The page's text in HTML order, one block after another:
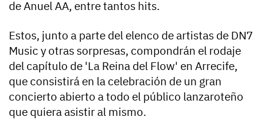
de Anuel AA, entre tantos hits.
Estos, junto a parte del elenco de artistas de DN7
Music y otras sorpresas, compondrán el rodaje
del capítulo de 'La Reina del Flow' en Arrecife,
que consistirá en la celebración de un gran
concierto abierto a todo el público lanzaroteño
que quiera asistir al mismo.